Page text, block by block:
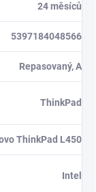
24 měsíců
5397184048566
Repasovaný, A
ThinkPad
ThinkPad L450
Intel